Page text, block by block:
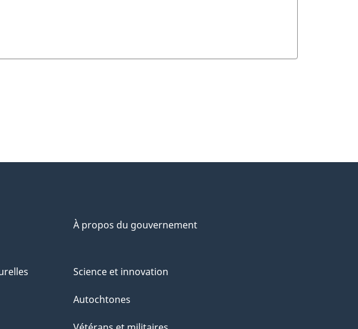
À propos du gouvernement
Science et innovation
Autochtones